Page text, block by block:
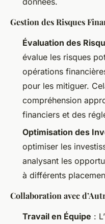
Gestion des Risques
Évaluation des
évalue les risques
opérations
pour les mitiguer.
compréhension
financiers et des
Optimisation des
optimiser les
analysant les
à différents
Collaboration avec
Travail en Équipe :